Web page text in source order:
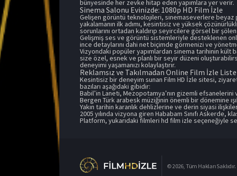
bünyesinde her zevke hitap eden yapımlara yer verir.
Sinema Salonu Evinizde: 1080p HD Film İzle
Gelişen görüntü teknolojileri, sinemaseverlere beyaz
yakalamanın ilk adımı, kesintisiz ve yüksek
sorunlarını ortadan kaldırıp seyircilere görsel bir
Gelişmiş ses ve görüntü sistemleriyle desteklenen
ince detaylarını dahi net biçimde görmenizi ve
Vizyondaki popüler yapımlardan sinema tarihinin kült
size özel, esnek ve planlı bir seyir düzeni
deneyimi yaşamanızı kolaylaştırır.
Reklamsız ve Takılmadan Online Film İzle
Kesintisiz bir deneyim sunan Film HD İzle sitesi,
bazıları aşağıdaki gibidir:
Babil’in Laneti, Mezopotamya’nın gizemli efsanelerini
Bergen Türk arabesk müziğinin önemli bir dönemine
Yakın tarihin karanlık dehlizlerine ve derin siyasi
2005 yılında vizyona giren Hababam Sınıfı
Platform, yukarıdaki filmleri hd film izle seçeneğiyle
© 2026, Tüm Hakları Saklıdır.